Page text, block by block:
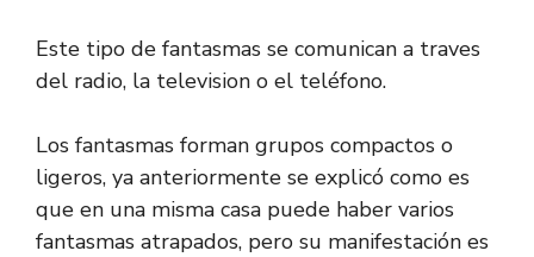
Este tipo de fantasmas se comunican a traves
del radio, la television o el teléfono.
Los fantasmas forman grupos compactos o
ligeros, ya anteriormente se explicó como es
que en una misma casa puede haber varios
fantasmas atrapados, pero su manifestación es